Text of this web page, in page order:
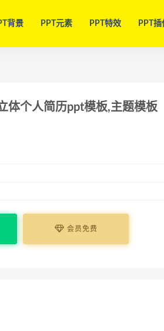
背景 PPT元素 PPT特效 PPT插
体个人简历ppt模板,主题模板
会员免费